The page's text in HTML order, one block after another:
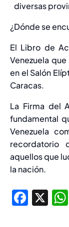
diversas
¿Dónde se
El Libro de
Venezuela
en el Salón
Caracas.
La Firma del
fundamental
Venezuela
recordatorio
aquellos que
la nación.
X